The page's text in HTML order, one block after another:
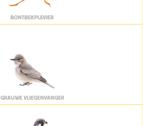
BONTBEKPLEVIER
GRAUWE VLIEGENVANGER